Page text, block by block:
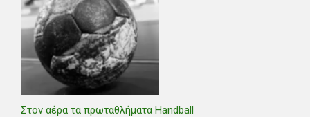
Στον αέρα τα πρωταθλήματα Handball